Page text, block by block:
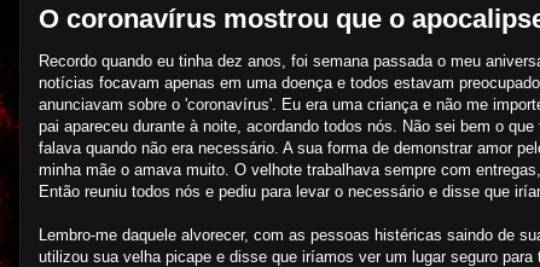
O coronavírus mostrou que o
Recordo quando eu tinha dez anos, foi semana passada o meu
notícias focavam apenas em uma doença e todos estavam
anunciavam sobre o 'coronavírus'. Eu era uma criança e não me
pai apareceu durante à noite, acordando todos nós. Não sei bem o
falava quando não era necessário. A sua forma de demonstrar amor
minha mãe o amava muito. O velhote trabalhava sempre com
Então reuniu todos nós e pediu para levar o necessário e disse que
Lembro-me daquele alvorecer, com as pessoas histéricas saindo de
utilizou sua velha picape e disse que iríamos ver um lugar seguro